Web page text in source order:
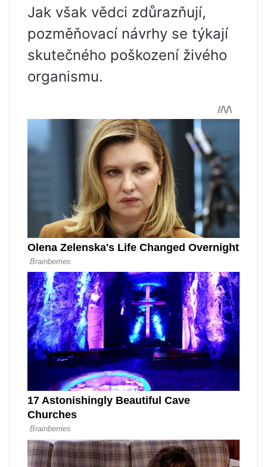
Jak však vědci zdůrazňují,
pozměňovací návrhy se týkají
skutečného poškození živého
organismu.